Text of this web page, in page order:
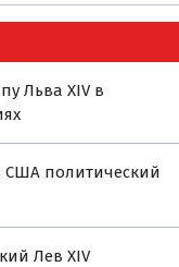
Льва XIV в
США политический
Лев XIV